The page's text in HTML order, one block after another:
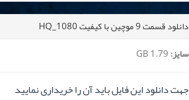
دانلود قسمت 9 موچین با کیفیت HQ_1080
سایز:
جهت دانلود این فایل باید آن را خریداری نمایید